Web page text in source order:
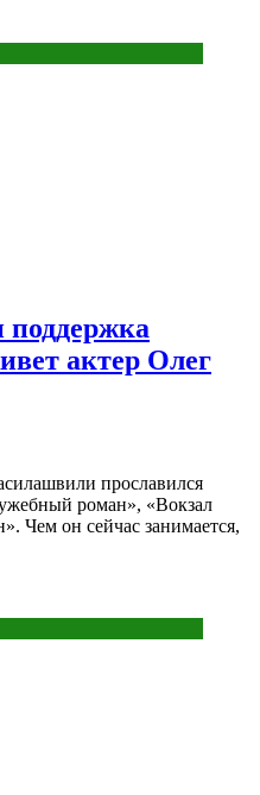
актер Олег
прославился
роман», «Вокзал
Чем он сейчас занимается,